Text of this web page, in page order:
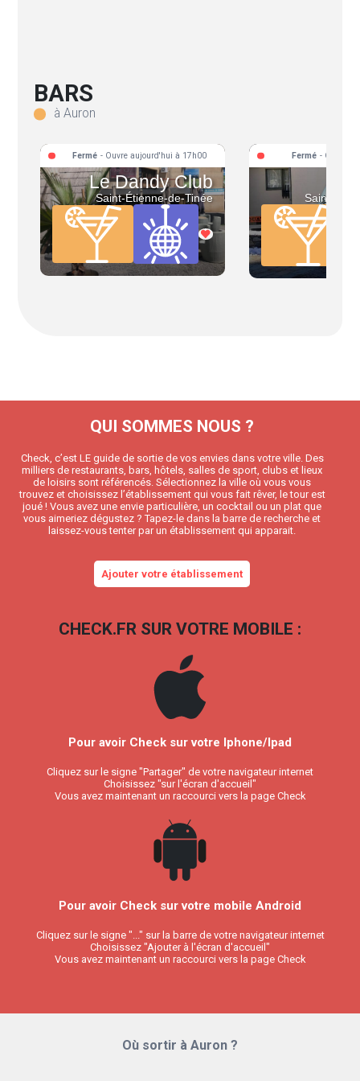
BARS
à Auron
Le Dandy Club
Saint-Étienne-de-Tinée
Fermé - Ouvre aujourd'hui à 17h00
Saint-
Fermé - Ouvre
QUI SOMMES NOUS ?
Check, c’est LE guide de sortie de vos envies dans votre ville. Des
milliers de restaurants, bars, hôtels, salles de sport, clubs et lieux
de loisirs sont référencés. Sélectionnez la ville où vous vous
trouvez et choisissez l’établissement qui vous fait rêver, le tour est
joué ! Vous avez une envie particulière, un cocktail ou un plat que
vous aimeriez dégustez ? Tapez-le dans la barre de recherche et
laissez-vous tenter par un établissement qui apparait.
Ajouter votre établissement
CHECK.FR SUR VOTRE MOBILE :
Pour avoir Check sur votre Iphone/Ipad
Cliquez sur le signe "Partager" de votre navigateur internet
Choisissez "sur l'écran d'accueil"
Vous avez maintenant un raccourci vers la page Check
Pour avoir Check sur votre mobile Android
Cliquez sur le signe "..." sur la barre de votre navigateur internet
Choisissez "Ajouter à l'écran d'accueil"
Vous avez maintenant un raccourci vers la page Check
Où sortir à Auron ?